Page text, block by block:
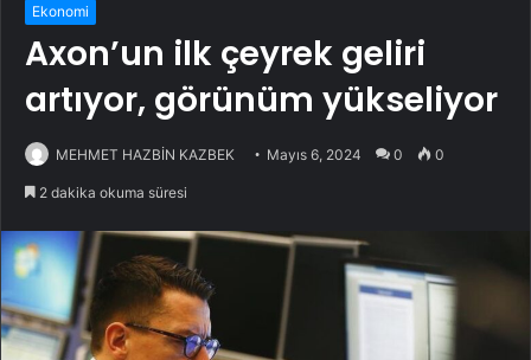
Ekonomi
Axon’un ilk çeyrek geliri
artıyor, görünüm yükseliyor
MEHMET HAZBİN KAZBEK Mayıs 6, 2024 0 0
2 dakika okuma süresi